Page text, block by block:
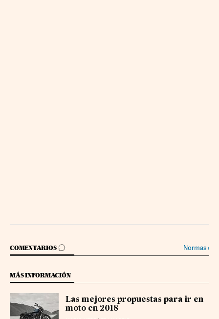
COMENTARIOS
IR A LOS COMENTARIOS Normas›
MÁS INFORMACIÓN
Las mejores propuestas para ir en
moto en 2018